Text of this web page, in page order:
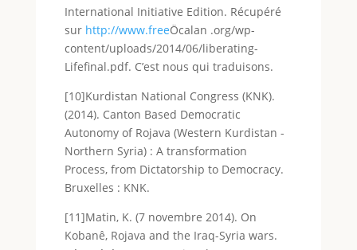
International Initiative Edition. Récupéré
sur http://www.freeÖcalan .org/wp-
content/uploads/2014/06/liberating-
Lifefinal.pdf. C’est nous qui traduisons.
[10]Kurdistan National Congress (KNK).
(2014). Canton Based Democratic
Autonomy of Rojava (Western Kurdistan -
Northern Syria) : A transformation
Process, from Dictatorship to Democracy.
Bruxelles : KNK.
[11]Matin, K. (7 novembre 2014). On
Kobanê, Rojava and the Iraq-Syria wars.